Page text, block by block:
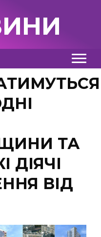
ТА
ДІЯЧІ
ВІД